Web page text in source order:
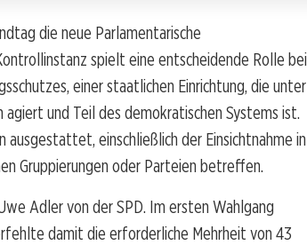
die neue Parlamentarische
spielt eine entscheidende Rolle bei
einer staatlichen Einrichtung, die unter
und Teil des demokratischen Systems ist.
einschließlich der Einsichtnahme in
Gruppierungen oder Parteien betreffen.
Adler von der SPD. Im ersten Wahlgang
damit die erforderliche Mehrheit von 43